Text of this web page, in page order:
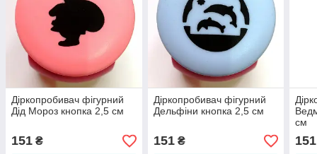
Діркопробивач фігурний
Дід Мороз кнопка 2,5 см
151 ₴
Діркопробивач фігурний
Дельфіни кнопка 2,5 см
151₴
см
151